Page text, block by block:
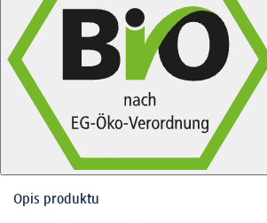
Opis produktu